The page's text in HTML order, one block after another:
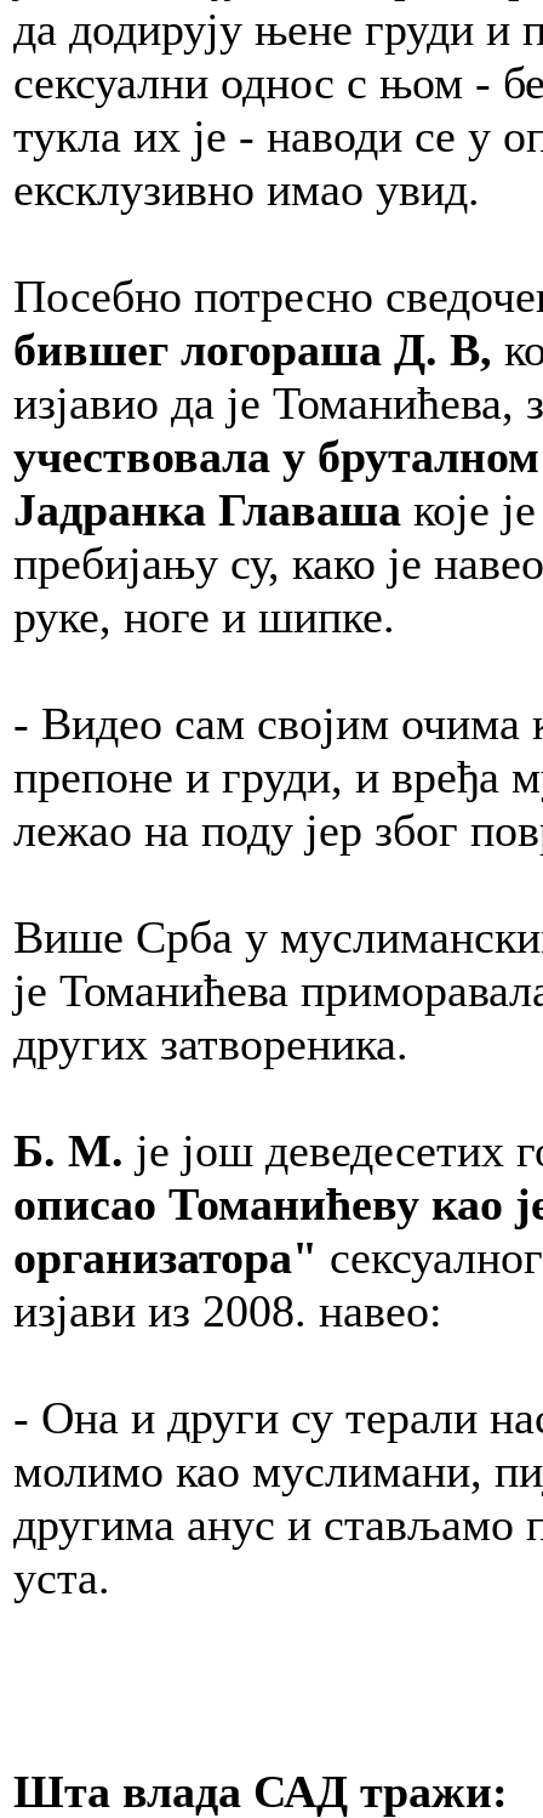
да додирују њене груди и
сексуални однос с њом -
тукла их је - наводи се у
ексклузивно имао увид.
Посебно потресно
бившег логораша Д. В,
изјавио да је Томанићева,
учествовала у
Јадранка Главаша које
пребијању су, како је
руке, ноге и шипке.
- Видео сам својим очима
препоне и груди, и вређа
лежао на поду јер због
Више Срба у
је Томанићева
других затвореника.
Б. М. је још
описао Томанићеву као
организатора"
изјави из 2008. навео:
- Она и други су терали
молимо као муслимани,
другима анус и стављамо
уста.
Шта влада САД тражи: